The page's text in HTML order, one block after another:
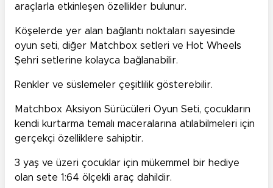
araçlarla etkinleşen özellikler bulunur.
Köşelerde yer alan bağlantı noktaları sayesinde
oyun seti, diğer Matchbox setleri ve Hot Wheels
Şehri setlerine kolayca bağlanabilir.
Renkler ve süslemeler çeşitlilik gösterebilir.
Matchbox Aksiyon Sürücüleri Oyun Seti, çocukların
kendi kurtarma temalı maceralarına atılabilmeleri için
gerçekçi özelliklere sahiptir.
3 yaş ve üzeri çocuklar için mükemmel bir hediye
olan sete 1:64 ölçekli araç dahildir.